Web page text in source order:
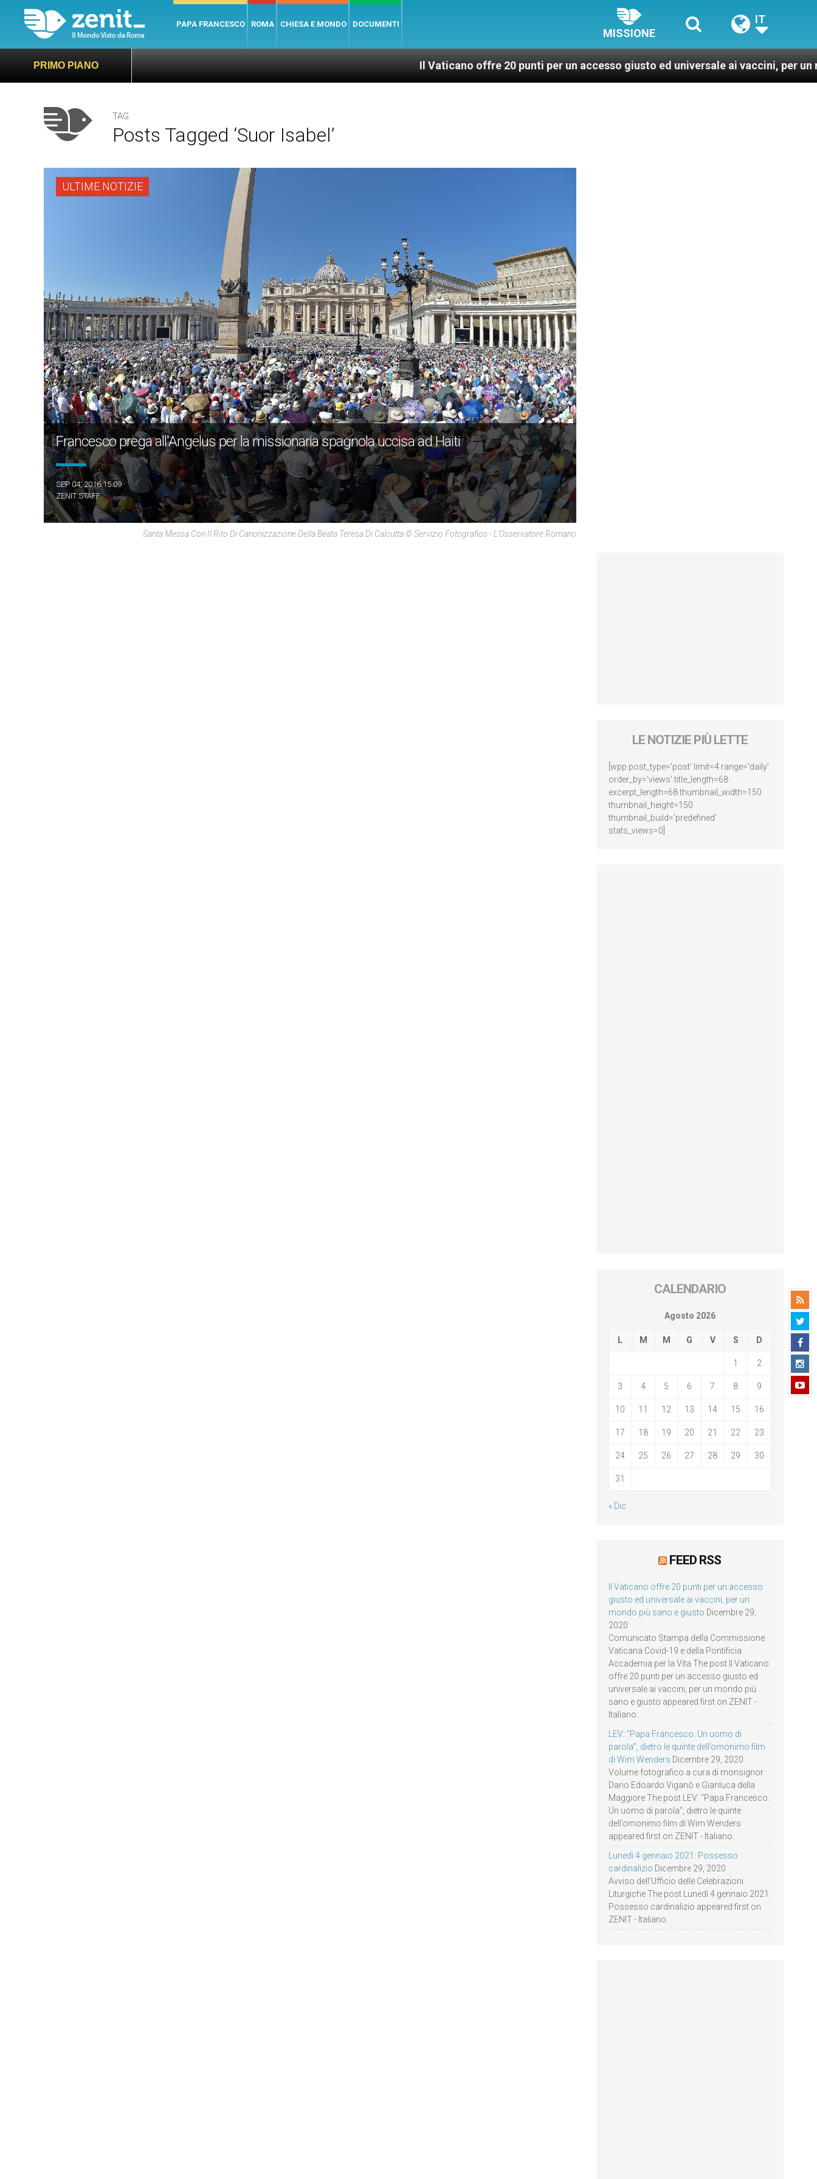
PAPA FRANCESCO ROMA CHIESA E MONDO DOCUMENTI
MISSIONE
IT
PRIMO PIANO Il Vaticano offre 20 punti per un accesso giusto ed universale ai vaccini, per un mondo più
TAG
Posts Tagged ‘suor Isabel’
ULTIME NOTIZIE
Francesco prega all'Angelus per la missionaria spagnola uccisa ad Haiti
SEP 04, 2016 15:09
ZENIT STAFF
Santa Messa Con Il Rito Di Canonizzazione Della Beata Teresa Di Calcutta © Servizio Fotografico - L'Osservatore Romano
LE NOTIZIE PIÙ LETTE
[wpp post_type='post' limit=4 range='daily'
order_by='views' title_length=68
excerpt_length=68 thumbnail_width=150
thumbnail_height=150
thumbnail_build='predefined'
stats_views=0]
CALENDARIO
Agosto 2026
L M M G V S D
1 2
3 4 5 6 7 8 9
10 11 12 13 14 15 16
17 18 19 20 21 22 23
24 25 26 27 28 29 30
31
« Dic
FEED RSS
Il Vaticano offre 20 punti per un accesso
giusto ed universale ai vaccini, per un
mondo più sano e giusto Dicembre 29,
2020
Comunicato Stampa della Commissione
Vaticana Covid-19 e della Pontificia
Accademia per la Vita The post Il Vaticano
offre 20 punti per un accesso giusto ed
universale ai vaccini, per un mondo più
sano e giusto appeared first on ZENIT -
Italiano.
LEV: “Papa Francesco. Un uomo di
parola”, dietro le quinte dell’omonimo film
di Wim Wenders Dicembre 29, 2020
Volume fotografico a cura di monsignor
Dario Edoardo Viganò e Gianluca della
Maggiore The post LEV: “Papa Francesco.
Un uomo di parola”, dietro le quinte
dell’omonimo film di Wim Wenders
appeared first on ZENIT - Italiano.
Lunedì 4 gennaio 2021: Possesso
cardinalizio Dicembre 29, 2020
Avviso dell’Ufficio delle Celebrazioni
Liturgiche The post Lunedì 4 gennaio 2021:
Possesso cardinalizio appeared first on
ZENIT - Italiano.